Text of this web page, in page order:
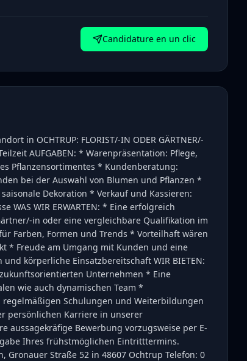
Candidature en un clic
in OCHTRUP: FLORIST/-IN ODER GÄRTNER/-
AUFGABEN: * Warenpräsentation: Pflege,
Pflanzensortimentes * Kundenberatung:
bei der Auswahl von Blumen und Pflanzen *
Dekoration * Verkauf und Kassieren:
WAS WIR ERWARTEN: * Eine erfolgreich
in oder eine vergleichbare Qualifikation im
Farben, Formen und Trends * Vorteilhaft wären
* Freude am Umgang mit Kunden und eine
körperliche Einsatzbereitschaft WIR BIETEN:
Unternehmen * Eine
wie auch dynamischen Team *
Schulungen und Weiterbildungen
persönlichen Karriere in unserer
aussagekräfige Bewerbung vorzugsweise per E-
Ihres frühstmöglichen Eintritttermins.
Gronauer Straße 52 in 48607 Ochtrup Telefon: 0